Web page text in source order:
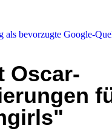
als bevorzugte Google-
Oscar-